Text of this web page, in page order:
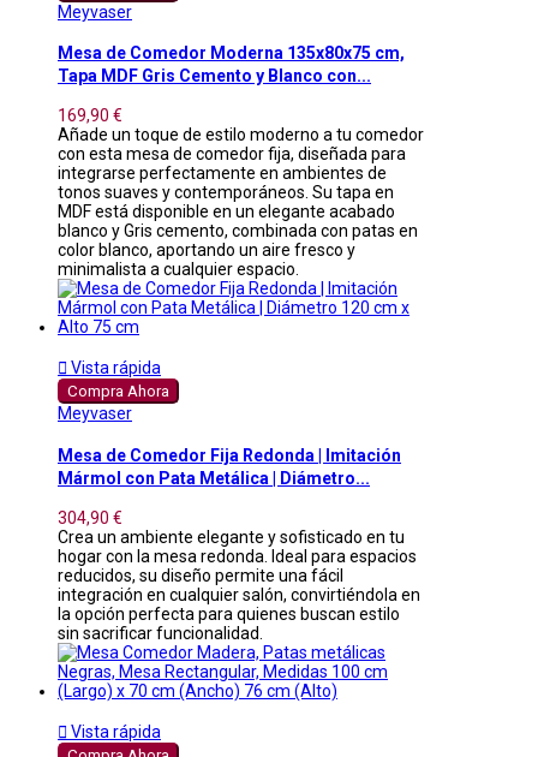
Meyvaser
Mesa de Comedor Moderna 135x80x75 cm,
Tapa MDF Gris Cemento y Blanco con...
169,90 €
Añade un toque de estilo moderno a tu comedor
con esta mesa de comedor fija, diseñada para
integrarse perfectamente en ambientes de
tonos suaves y contemporáneos. Su tapa en
MDF está disponible en un elegante acabado
blanco y Gris cemento, combinada con patas en
color blanco, aportando un aire fresco y
minimalista a cualquier espacio.
 Vista rápida
Compra Ahora
Meyvaser
Mesa de Comedor Fija Redonda | Imitación
Mármol con Pata Metálica | Diámetro...
304,90 €
Crea un ambiente elegante y sofisticado en tu
hogar con la mesa redonda. Ideal para espacios
reducidos, su diseño permite una fácil
integración en cualquier salón, convirtiéndola en
la opción perfecta para quienes buscan estilo
sin sacrificar funcionalidad.
 Vista rápida